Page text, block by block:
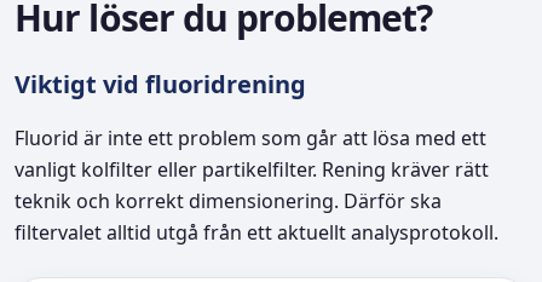
Hur löser du problemet?
Viktigt vid fluoridrening
Fluorid är inte ett problem som går att lösa med ett
vanligt kolfilter eller partikelfilter. Rening kräver rätt
teknik och korrekt dimensionering. Därför ska
filtervalet alltid utgå från ett aktuellt analysprotokoll.